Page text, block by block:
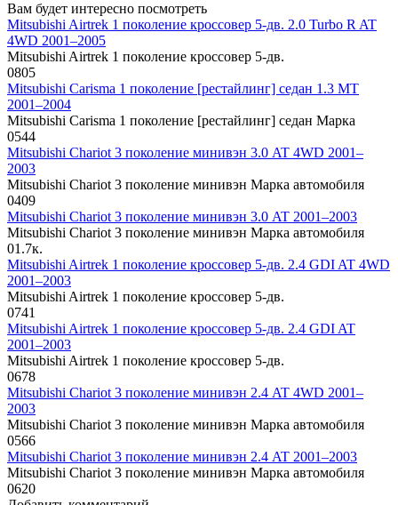
Вам будет интересно посмотреть
Mitsubishi Airtrek 1 поколение кроссовер 5-дв. 2.0 Turbo R AT
4WD 2001–2005
Mitsubishi Airtrek 1 поколение кроссовер 5-дв.
0805
Mitsubishi Carisma 1 поколение [рестайлинг] седан 1.3 MT
2001–2004
Mitsubishi Carisma 1 поколение [рестайлинг] седан Марка
0544
Mitsubishi Chariot 3 поколение минивэн 3.0 AT 4WD 2001–
2003
Mitsubishi Chariot 3 поколение минивэн Марка автомобиля
0409
Mitsubishi Chariot 3 поколение минивэн 3.0 AT 2001–2003
Mitsubishi Chariot 3 поколение минивэн Марка автомобиля
01.7к.
Mitsubishi Airtrek 1 поколение кроссовер 5-дв. 2.4 GDI AT 4WD
2001–2003
Mitsubishi Airtrek 1 поколение кроссовер 5-дв.
0741
Mitsubishi Airtrek 1 поколение кроссовер 5-дв. 2.4 GDI AT
2001–2003
Mitsubishi Airtrek 1 поколение кроссовер 5-дв.
0678
Mitsubishi Chariot 3 поколение минивэн 2.4 AT 4WD 2001–
2003
Mitsubishi Chariot 3 поколение минивэн Марка автомобиля
0566
Mitsubishi Chariot 3 поколение минивэн 2.4 AT 2001–2003
Mitsubishi Chariot 3 поколение минивэн Марка автомобиля
0620